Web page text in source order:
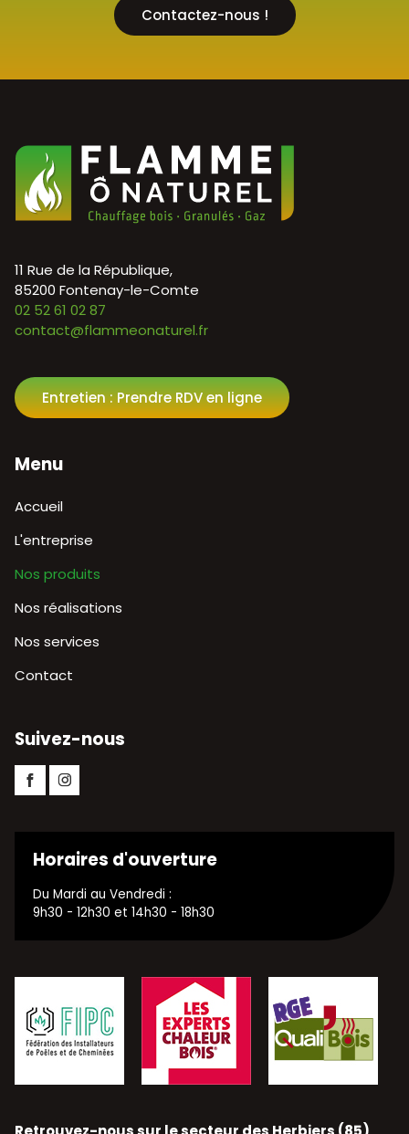
Contactez-nous !
11 Rue de la République,
85200 Fontenay-le-Comte
02 52 61 02 87
contact@flammeonaturel.fr
Entretien : Prendre RDV en ligne
Menu
Aller
contenu
Accueil
L'entreprise
Nos produits
Nos réalisations
Nos services
Contact
Suivez-nous
FacebookInstagram
Horaires d'ouverture
Du Mardi au Vendredi :
9h30 - 12h30 et 14h30 - 18h30